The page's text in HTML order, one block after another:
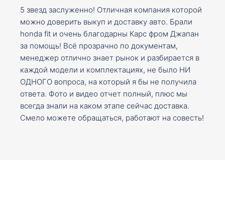
5 звезд заслуженно! Отличная компания которой
можно доверить выкуп и доставку авто. Брали
honda fit и очень благодарны Карс фром Джапан
за помощь! Всё прозрачно по документам,
менеджер отлично знает рынок и разбирается в
каждой модели и комплектациях, не было НИ
ОДНОГО вопроса, на который я бы не получила
ответа. Фото и видео отчет полный, плюс мы
всегда знали на каком этапе сейчас доставка.
Смело можете обращаться, работают на совесть!